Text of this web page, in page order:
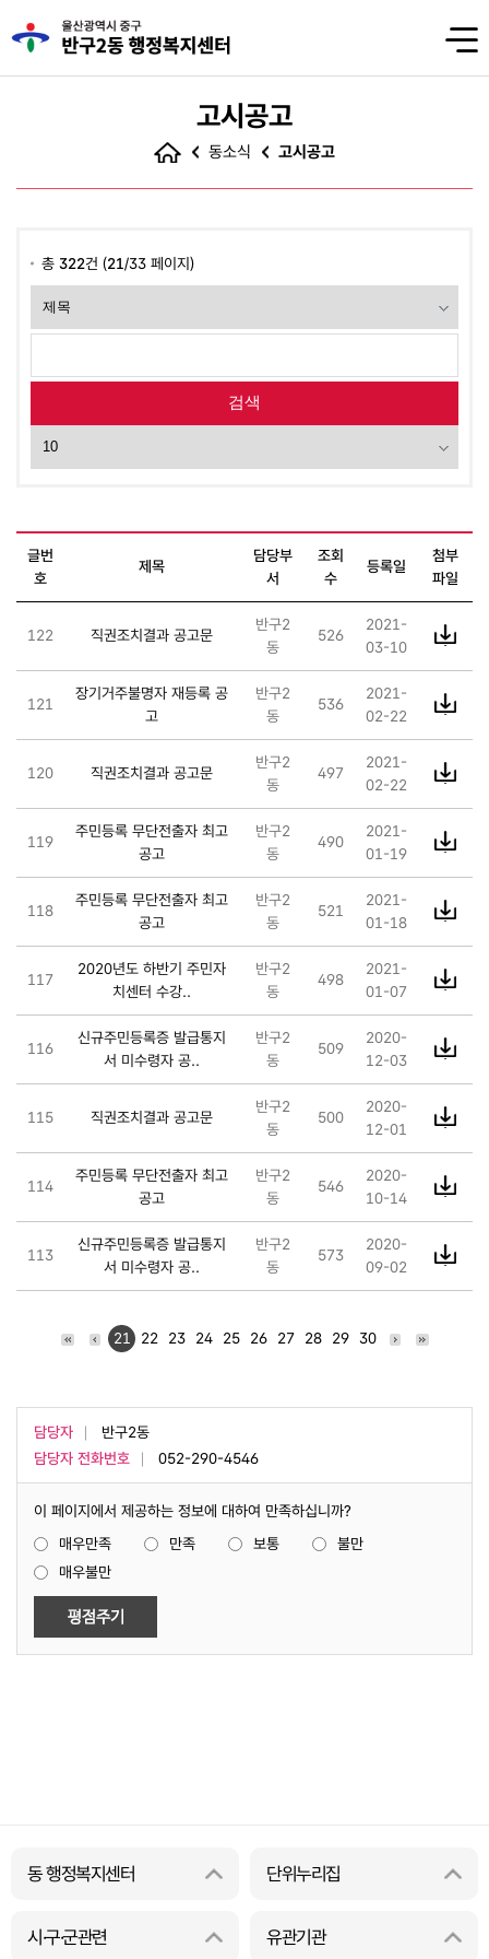
고시공고
동소식 고시공고
총 322건 (21/33 페이지)
고시공고 게시물 목록
으로 글번호 , 제목 , 부서명 , 등록일 ,
조회수 , 첨부파일 아이콘 다운로드 , 작성자 등을 제공
글번
호
제목
담당부
서
조회
수
등록일
첨부
파일
122 직권조치결과 공고문
반구2
동
526
2021-
03-10
121
장기거주불명자 재등록 공
고
반구2
동
536
2021-
02-22
120 직권조치결과 공고문
반구2
동
497
2021-
02-22
119
주민등록 무단전출자 최고
공고
반구2
동
490
2021-
01-19
118
주민등록 무단전출자 최고
공고
반구2
동
521
2021-
01-18
117
2020년도 하반기 주민자
치센터 수강..
반구2
동
498
2021-
01-07
116
신규주민등록증 발급통지
서 미수령자 공..
반구2
동
509
2020-
12-03
115 직권조치결과 공고문
반구2
동
500
2020-
12-01
114
주민등록 무단전출자 최고
공고
반구2
동
546
2020-
10-14
113
신규주민등록증 발급통지
서 미수령자 공..
반구2
동
573
2020-
09-02
21 22 23 24 25 26 27 28 29 30
담당자
반구2동
담당자 전화번호
052-290-4546
이 페이지에서 제공하는 정보에 대하여 만족하십니까?
매우만족
만족 보통
불만
매우불만
동 행정복지센터 단위누리집
시·구·군관련 유관기관